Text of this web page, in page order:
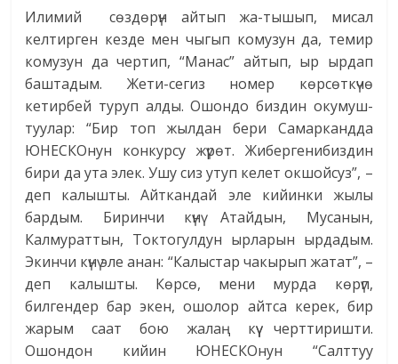
Илимий сөздөрүн айтып жа-тышып, мисал
келтирген кезде мен чыгып комузун да, темир
комузун да чертип, “Манас” айтып, ыр ырдап
баштадым. Жети-сегиз номер көрсөткүчө
кетирбей туруп алды. Ошондо биздин окумуш-
туулар: “Бир топ жылдан бери Самаркандда
ЮНЕСКОнун конкурсу жүрөт. Жибергенибиздин
бири да ута элек. Ушу сиз утуп келет окшойсуз”, –
деп калышты. Айткандай эле кийинки жылы
бардым. Биринчи күнү Атайдын, Мусанын,
Калмураттын, Токтогулдун ырларын ырдадым.
Экинчи күнү эле анан: “Калыстар чакырып жатат”, –
деп калышты. Көрсө, мени мурда көрүп,
билгендер бар экен, ошолор айтса керек, бир
жарым саат бою жалаң күү черттиришти.
Ошондон кийин ЮНЕСКОнун “Салттуу